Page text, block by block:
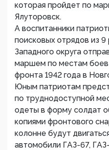
которая пройдет по
Ялуторовск.
А воспитанники
поисковых отрядов из
Западного округа
маршем по местам боев
фронта 1942 года в
Юным патриотам
по труднодоступной
одеты в форму солдат
копиями фронтового
колонне будут
автомобили ГАЗ-67,